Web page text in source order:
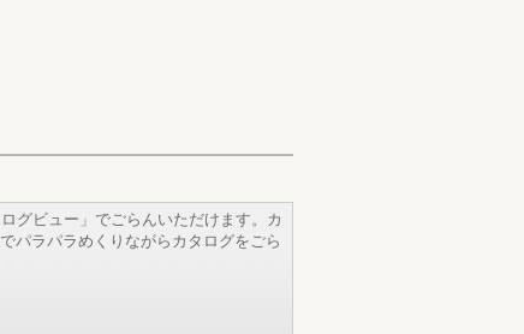
グビュー」でごらんいただけます。カ
パラパラめくりながらカタログをごら